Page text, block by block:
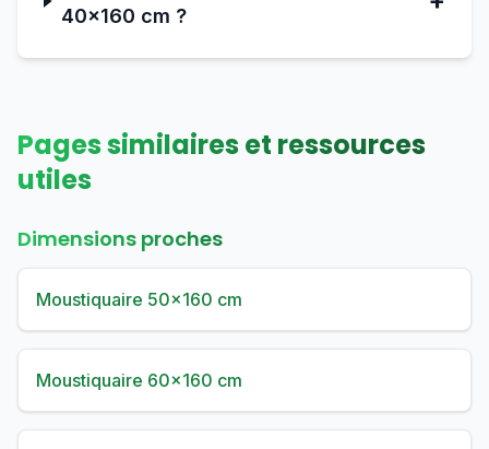
40×160 cm ?
Pages similaires et ressources
utiles
Dimensions proches
Moustiquaire 50×160 cm
Moustiquaire 60×160 cm